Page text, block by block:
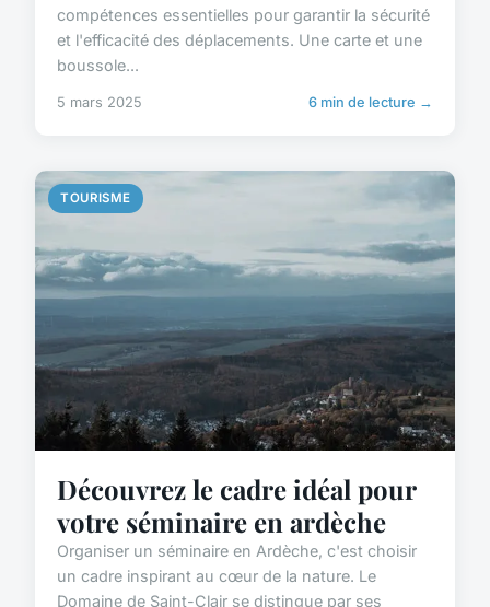
compétences essentielles pour garantir la sécurité
et l'efficacité des déplacements. Une carte et une
boussole...
5 mars 2025 6 min de lecture →
TOURISME
Découvrez le cadre idéal pour
votre séminaire en ardèche
Organiser un séminaire en Ardèche, c'est choisir
un cadre inspirant au cœur de la nature. Le
Domaine de Saint-Clair se distingue par ses